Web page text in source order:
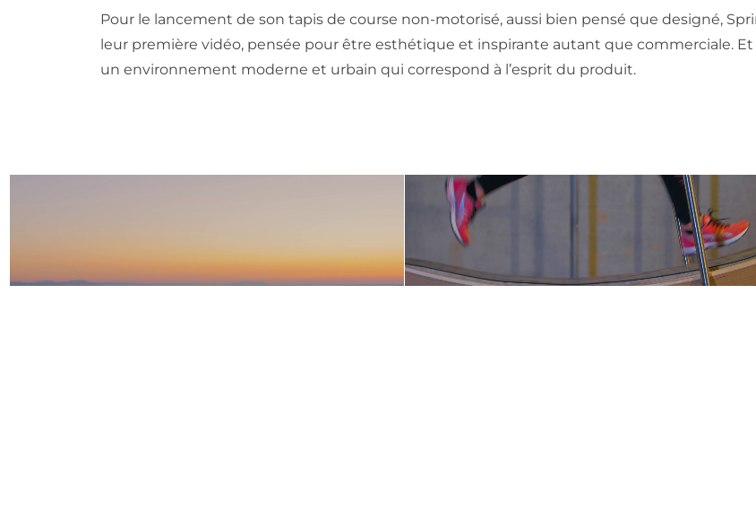
Pour le lancement de son tapis de course non-motorisé, aussi bien pensé que designé,
leur première vidéo, pensée pour être esthétique et inspirante autant que commerciale.
un environnement moderne et urbain qui correspond à l’esprit du produit.